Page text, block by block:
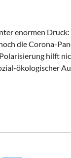
enormen
die Corona-
hilft
ökologischer